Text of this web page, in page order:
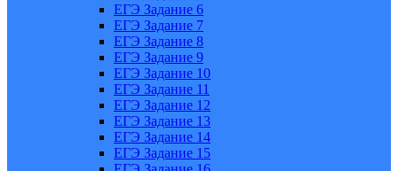
ЕГЭ Задание 6
ЕГЭ Задание 7
ЕГЭ Задание 8
ЕГЭ Задание 9
ЕГЭ Задание 10
ЕГЭ Задание 11
ЕГЭ Задание 12
ЕГЭ Задание 13
ЕГЭ Задание 14
ЕГЭ Задание 15